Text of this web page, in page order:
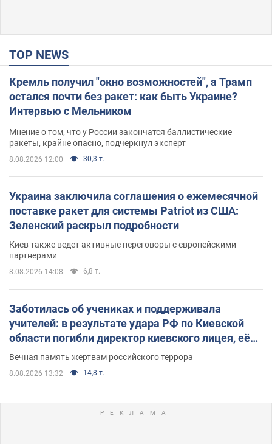
TOP NEWS
Кремль получил "окно возможностей", а Трамп
остался почти без ракет: как быть Украине?
Интервью с Мельником
Мнение о том, что у России закончатся баллистические
ракеты, крайне опасно, подчеркнул эксперт
8.08.2026 12:00 30,3 т.
Украина заключила соглашения о ежемесячной
поставке ракет для системы Patriot из США:
Зеленский раскрыл подробности
Киев также ведет активные переговоры с европейскими
партнерами
8.08.2026 14:08 6,8 т.
Заботилась об учениках и поддерживала
учителей: в результате удара РФ по Киевской
области погибли директор киевского лицея, её
муж и внук
Вечная память жертвам российского террора
8.08.2026 13:32 14,8 т.